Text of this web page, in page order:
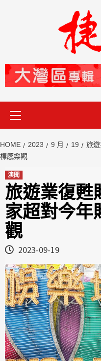
HOME 2023 9 月 19
旅
標感樂觀
澳聞
旅遊業復甦
家超對今年
觀
2023-09-19